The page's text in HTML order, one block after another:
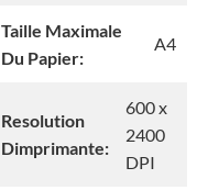
Taille Maximale
Du Papier:
A4
Resolution
Dimprimante:
600 x
2400
DPI